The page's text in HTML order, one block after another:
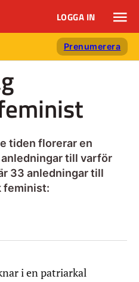
LOGGA IN
Prenumerera
tiden florerar en
till varför
33 anledningar till
feminist:
i en patriarkal